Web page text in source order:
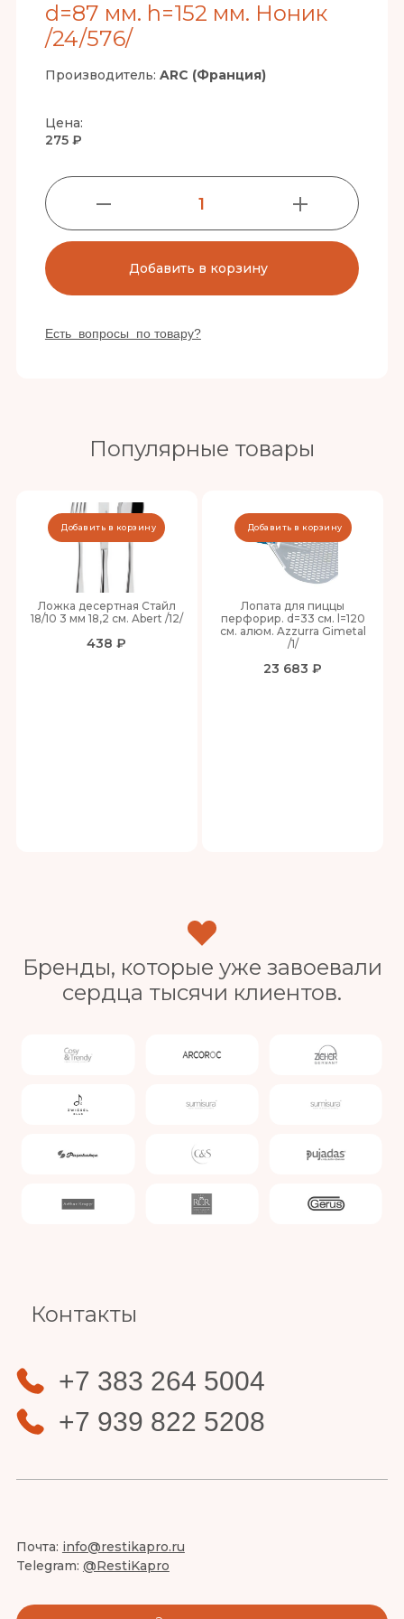
d=87 мм. h=152 мм. Ноник
/24/576/
Производитель: ARC (Франция)
Цена:
275 ₽
1
Добавить в корзину
Есть вопросы по товару?
Популярные товары
Ложка десертная Стайл
18/10 3 мм 18,2 см. Abert /12/
438 ₽
Добавить в корзину
Лопата для пиццы
перфорир. d=33 см. l=120
см. алюм. Azzurra Gimetal
/1/
23 683 ₽
Добавить в корзину
Бренды, которые уже завоевали
сердца тысячи клиентов.
Контакты
+7 383 264 5004
+7 939 822 5208
Почта: info@restikapro.ru
Telegram: @RestiKapro